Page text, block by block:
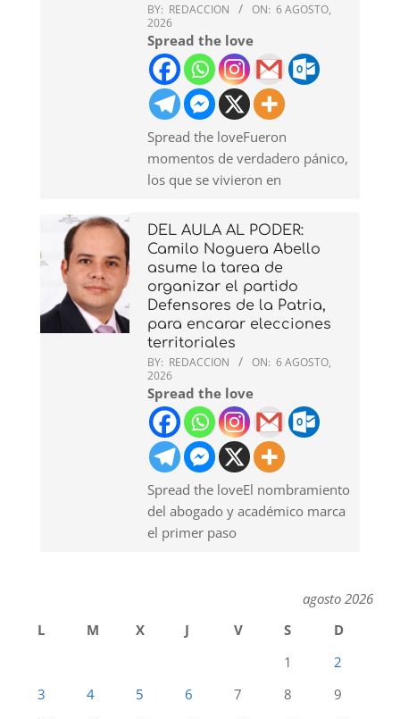
BY: REDACCION ON: 6 AGOSTO,
2026
Spread the love
Spread the loveFueron
momentos de verdadero pánico,
los que se vivieron en
DEL AULA AL PODER:
Camilo Noguera Abello
asume la tarea de
organizar el partido
Defensores de la Patria,
para encarar elecciones
territoriales
BY: REDACCION ON: 6 AGOSTO,
2026
Spread the love
Spread the loveEl nombramiento
del abogado y académico marca
el primer paso
agosto 2026
L
M X J V S
D
1
2
3
4 5 6 7 8
9